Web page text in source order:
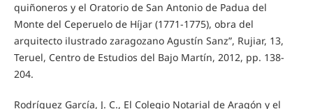
quiñoneros y el Oratorio de San Antonio de Padua del
Monte del Ceperuelo de Híjar (1771-1775), obra del
arquitecto ilustrado zaragozano Agustín Sanz”, Rujiar, 13,
Teruel, Centro de Estudios del Bajo Martín, 2012, pp. 138-
204.
Rodríguez García, J. C., El Colegio Notarial de Aragón y el